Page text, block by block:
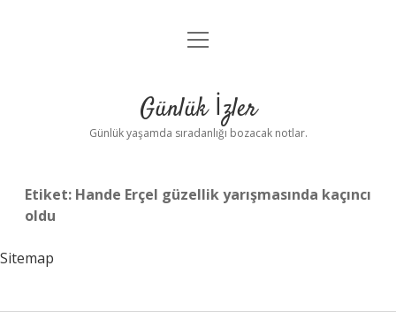
Anasayfa
Yasal Uyarı
menüyü
Günlük İzler
Günlük yaşamda sıradanlığı bozacak notlar.
Etiket: Hande Erçel güzellik yarışmasında kaçıncı
oldu
Sitemap